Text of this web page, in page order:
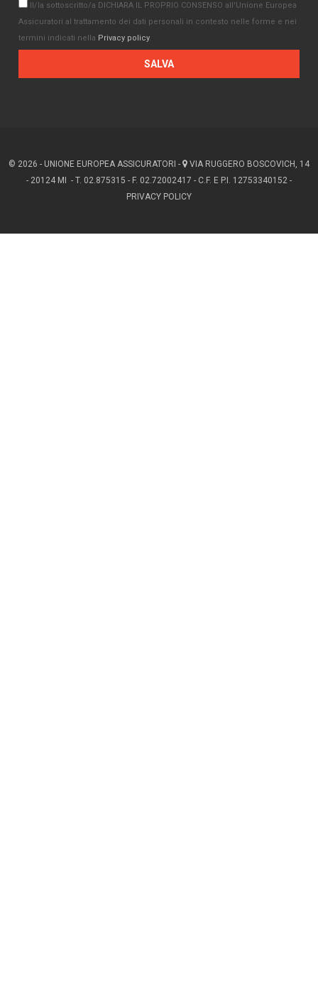
Il/la sottoscritto/a DICHIARA IL PROPRIO CONSENSO all'Unione Europea
Assicuratori al trattamento dei dati personali in contesto nelle forme e nei
termini indicati nella Privacy policy.
© 2026 - UNIONE EUROPEA ASSICURATORI -
VIA RUGGERO BOSCOVICH, 14
- 20124 MI - T. 02.875315 - F. 02.72002417 - C.F. E P.I. 12753340152 -
PRIVACY POLICY